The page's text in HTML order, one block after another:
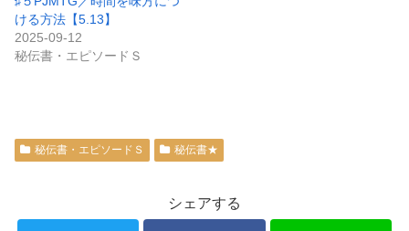
ける方法【5.13】
2025-09-12
秘伝書・エピソードＳ
秘伝書・エピソードＳ 秘伝書★
シェアする